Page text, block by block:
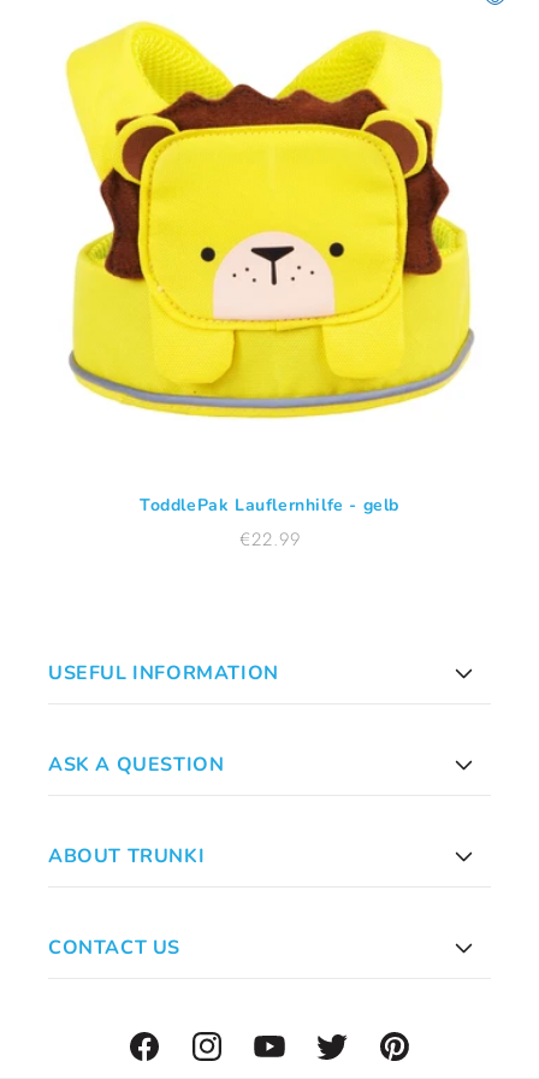
e
:
ToddlePak Lauflernhilfe - gelb
Normaler
€22.99
USEFUL INFORMATION
ASK A QUESTION
ABOUT TRUNKI
CONTACT US
FacebookInstagramYouTube Twitter Pinterest